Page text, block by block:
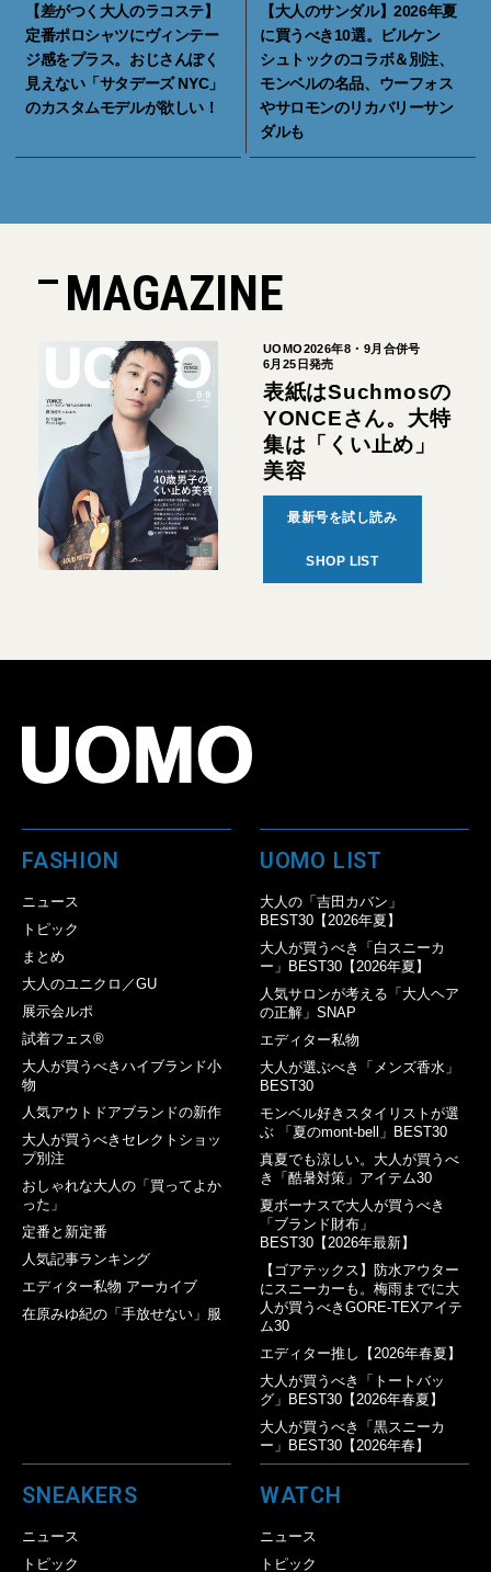
【差がつく大人のラコステ】
定番ポロシャツにヴィンテー
ジ感をプラス。おじさんぽく
見えない「サタデーズ NYC」
のカスタムモデルが欲しい！
【大人のサンダル】2026年夏
に買うべき10選。ビルケン
シュトックのコラボ＆別注、
モンベルの名品、ウーフォス
やサロモンのリカバリーサン
ダルも
MAGAZINE
UOMO2026年8・9月合併号
6月25日発売
表紙はSuchmosの
YONCEさん。大特
集は「くい止め」
美容
最新号を試し読み
SHOP LIST
FASHION
ニュース
トピック
まとめ
大人のユニクロ／GU
展示会ルポ
試着フェス®︎
大人が買うべきハイブランド小
物
人気アウトドアブランドの新作
大人が買うべきセレクトショッ
プ別注
おしゃれな大人の「買ってよか
った」
定番と新定番
人気記事ランキング
エディター私物 アーカイブ
在原みゆ紀の「手放せない」服
UOMO LIST
大人の「吉田カバン」
BEST30【2026年夏】
大人が買うべき「白スニーカ
ー」BEST30【2026年夏】
人気サロンが考える「大人ヘア
の正解」SNAP
エディター私物
大人が選ぶべき「メンズ香水」
BEST30
モンベル好きスタイリストが選
ぶ 「夏のmont-bell」BEST30
真夏でも涼しい。大人が買うべ
き「酷暑対策」アイテム30
夏ボーナスで大人が買うべき
「ブランド財布」
BEST30【2026年最新】
【ゴアテックス】防水アウター
にスニーカーも。梅雨までに大
人が買うべきGORE-TEXアイテ
ム30
エディター推し【2026年春夏】
大人が買うべき「トートバッ
グ」BEST30【2026年春夏】
大人が買うべき「黒スニーカ
ー」BEST30【2026年春】
SNEAKERS
ニュース
トピック
WATCH
ニュース
トピック